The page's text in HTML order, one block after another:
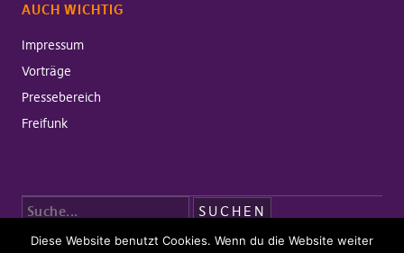
AUCH WICHTIG
Impressum
Vorträge
Pressebereich
Freifunk
Copyright © 2026 Piratenpartei Neu-Ulm
Diese Website benutzt Cookies. Wenn du die Website weiter